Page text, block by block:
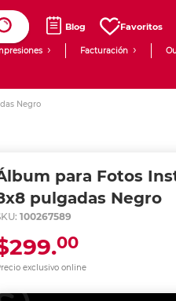
Blog Favoritos
Facturación
Negro
para Fotos
pulgadas Negro
100267589
exclusivo online
00